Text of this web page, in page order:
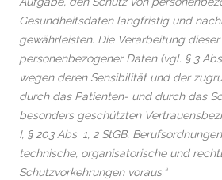
Gesundheitsdaten langfristig und
gewährleisten. Die Verarbeitung
personenbezogener Daten (vgl. § 3
wegen deren Sensibilität und der
durch das Patienten- und durch das
besonders geschützten
I, § 203 Abs. 1, 2 StGB,
technische, organisatorische und
Schutzvorkehrungen voraus.“